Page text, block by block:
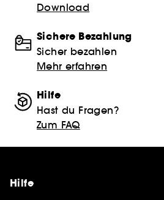
Download
Sichere Bezahlung
Sicher bezahlen
Mehr erfahren
Hilfe
Hast du Fragen?
Zum FAQ
Hilfe